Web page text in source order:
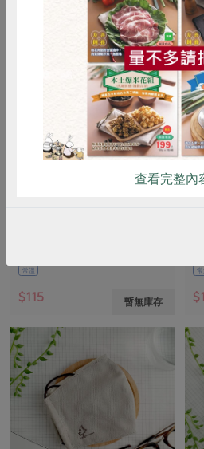
常溫
$115 暫無庫存
知
常
RPET 食
雞蛋 食安 共同
查看完整內